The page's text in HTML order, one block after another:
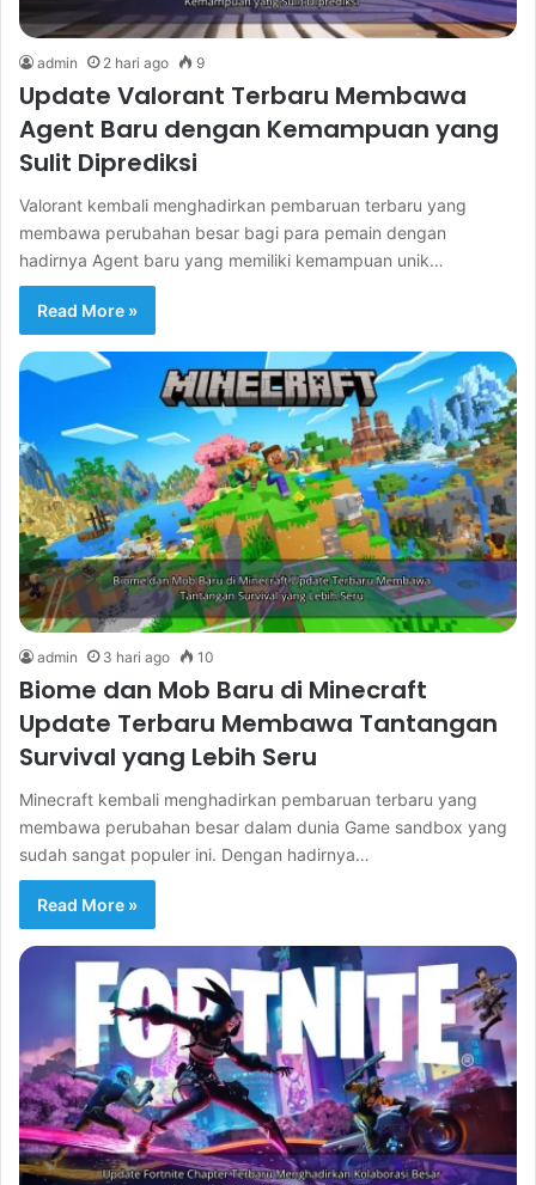
admin 2 hari ago 9
Update Valorant Terbaru Membawa
Agent Baru dengan Kemampuan yang
Sulit Diprediksi
Valorant kembali menghadirkan pembaruan terbaru yang
membawa perubahan besar bagi para pemain dengan
hadirnya Agent baru yang memiliki kemampuan unik…
Read More »
admin 3 hari ago 10
Biome dan Mob Baru di Minecraft
Update Terbaru Membawa Tantangan
Survival yang Lebih Seru
Minecraft kembali menghadirkan pembaruan terbaru yang
membawa perubahan besar dalam dunia Game sandbox yang
sudah sangat populer ini. Dengan hadirnya…
Read More »